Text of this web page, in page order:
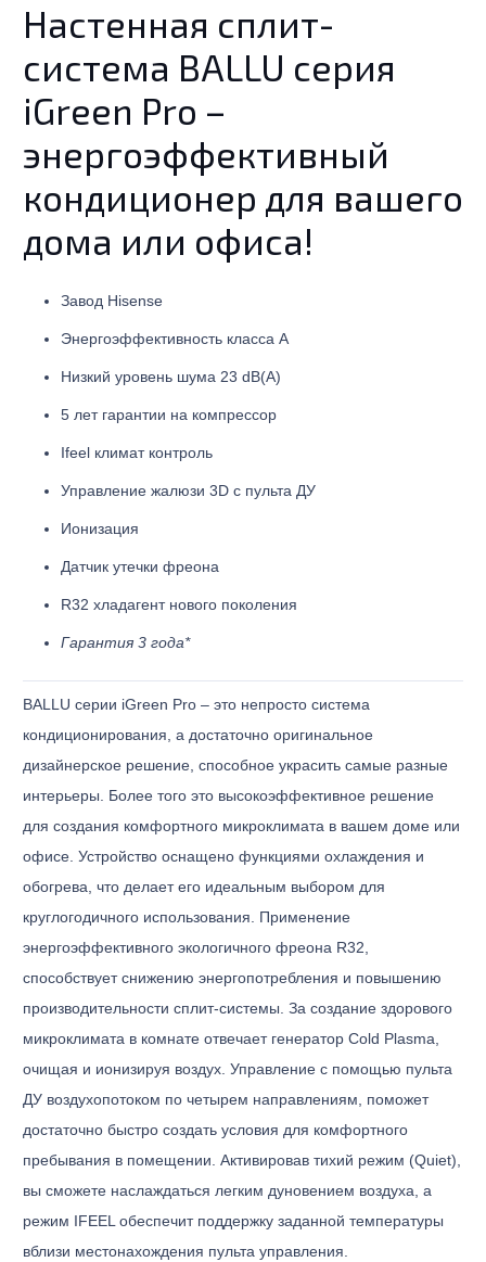
Настенная сплит-
система BALLU серия
iGreen Pro –
энергоэффективный
кондиционер для вашего
дома или офиса!
Завод Hisense
Энергоэффективность класса А
Низкий уровень шума 23 dB(A)
5 лет гарантии на компрессор
Ifeel климат контроль
Управление жалюзи 3D с пульта ДУ
Ионизация
Датчик утечки фреона
R32 хладагент нового поколения
Гарантия 3 года*
BALLU серии iGreen Pro – это непросто система
кондиционирования, а достаточно оригинальное
дизайнерское решение, способное украсить самые разные
интерьеры. Более того это высокоэффективное решение
для создания комфортного микроклимата в вашем доме или
офисе. Устройство оснащено функциями охлаждения и
обогрева, что делает его идеальным выбором для
круглогодичного использования. Применение
энергоэффективного экологичного фреона R32,
способствует снижению энергопотребления и повышению
производительности сплит-системы. За создание здорового
микроклимата в комнате отвечает генератор Cold Plasma,
очищая и ионизируя воздух. Управление с помощью пульта
ДУ воздухопотоком по четырем направлениям, поможет
достаточно быстро создать условия для комфортного
пребывания в помещении. Активировав тихий режим (Quiet),
вы сможете наслаждаться легким дуновением воздуха, а
режим IFEEL обеспечит поддержку заданной температуры
вблизи местонахождения пульта управления.